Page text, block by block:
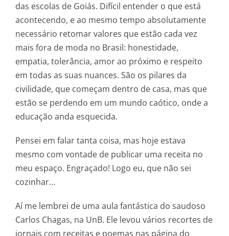
das escolas de Goiás. Difícil entender o que está
acontecendo, e ao mesmo tempo absolutamente
necessário retomar valores que estão cada vez
mais fora de moda no Brasil: honestidade,
empatia, tolerância, amor ao próximo e respeito
em todas as suas nuances. São os pilares da
civilidade, que começam dentro de casa, mas que
estão se perdendo em um mundo caótico, onde a
educação anda esquecida.
Pensei em falar tanta coisa, mas hoje estava
mesmo com vontade de publicar uma receita no
meu espaço. Engraçado! Logo eu, que não sei
cozinhar…
Aí me lembrei de uma aula fantástica do saudoso
Carlos Chagas, na UnB. Ele levou vários recortes de
jornais com receitas e poemas nas página do